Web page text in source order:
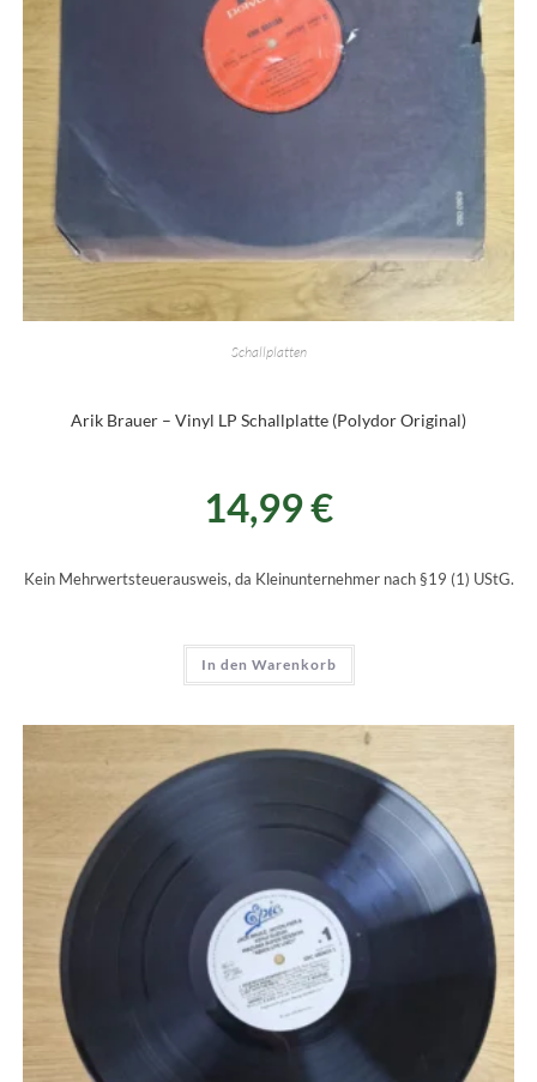
Schallplatten
Arik Brauer – Vinyl LP Schallplatte (Polydor Original)
14,99€
Kein Mehrwertsteuerausweis, da Kleinunternehmer nach §19 (1) UStG.
In den Warenkorb